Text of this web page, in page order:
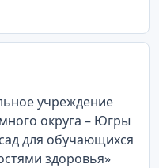
учреждение
округа – Югры
для обучающихся
здоровья»